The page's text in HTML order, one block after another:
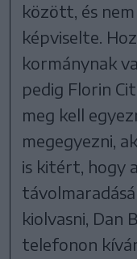
között, és
képviselte.
kormánynak
pedig Florin
meg kell
megegyezni,
is kitért, hogy
kiolvasni, Dan
telefonon